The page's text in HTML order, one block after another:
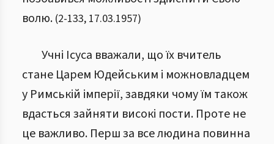
волю. (2-133, 17.03.1957)
Учні Ісуса вважали, що їх вчитель
стане Царем Юдейським і можновладцем
у Римській імперії, завдяки чому їм також
вдасться зайняти високі пости. Проте не
це важливо. Перш за все людина повинна